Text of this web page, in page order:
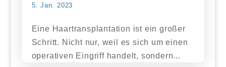
5. Jan. 2023
Eine Haartransplantation ist ein großer
Schritt. Nicht nur, weil es sich um einen
operativen Eingriff handelt, sondern...